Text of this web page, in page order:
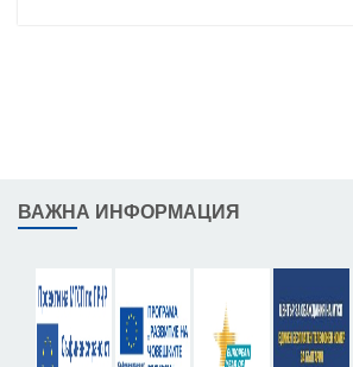
ВАЖНА ИНФОРМАЦИЯ